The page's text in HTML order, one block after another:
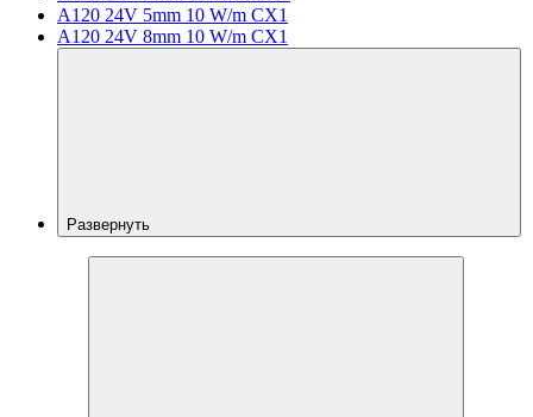
A120 24V 5mm 10 W/m CX1
A120 24V 8mm 10 W/m CX1
Развернуть